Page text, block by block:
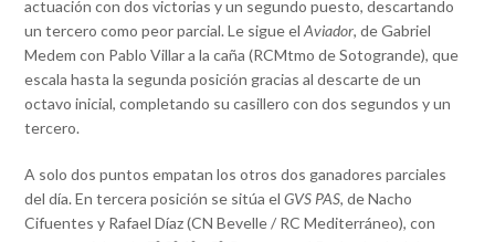
actuación con dos victorias y un segundo puesto, descartando
un tercero como peor parcial. Le sigue elAviador, de Gabriel
Medem con Pablo Villar a la caña (RCMtmo de Sotogrande), que
escala hasta la segunda posición gracias al descarte de un
octavo inicial, completando su casillero con dos segundos y un
tercero.
A solo dos puntos empatan los otros dos ganadores parciales
del día. En tercera posición se sitúa elGVS PAS, de Nacho
Cifuentes y Rafael Díaz (CN Bevelle / RC Mediterráneo), con